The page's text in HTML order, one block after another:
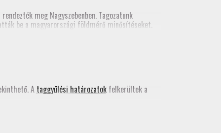
meg Nagyszebenben. Tagozatunk
be a magyarországi földmérő minősítéseket.
A taggyűlési határozatokfelkerültek a